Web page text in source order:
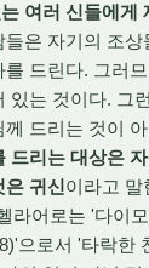
여러 신들에게
은 자기의 조상
드린다. 그러
있는 것이다. 그
드리는 것이
드리는 대상은
은 귀신이라고 말
라어로는 '다이
으로서 '타락한